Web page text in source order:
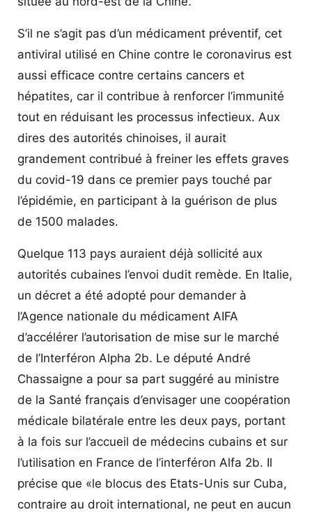
S’il ne s’agit pas d’un médicament préventif, cet
antiviral utilisé en Chine contre le coronavirus est
aussi efficace contre certains cancers et
hépatites, car il contribue à renforcer l’immunité
tout en réduisant les processus infectieux. Aux
dires des autorités chinoises, il aurait
grandement contribué à freiner les effets graves
du covid-19 dans ce premier pays touché par
l’épidémie, en participant à la guérison de plus
de 1500 malades.
Quelque 113 pays auraient déjà sollicité aux
autorités cubaines l’envoi dudit remède. En Italie,
un décret a été adopté pour demander à
l’Agence nationale du médicament AIFA
d’accélérer l’autorisation de mise sur le marché
de l’Interféron Alpha 2b. Le député André
Chassaigne a pour sa part suggéré au ministre
de la Santé français d’envisager une coopération
médicale bilatérale entre les deux pays, portant
à la fois sur l’accueil de médecins cubains et sur
l’utilisation en France de l’interféron Alfa 2b. Il
précise que «le blocus des Etats-Unis sur Cuba,
contraire au droit international, ne peut en aucun